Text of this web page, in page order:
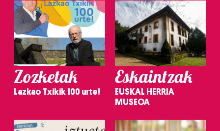
Zozketak
Lazkao Txikik 100 urte!
Eskaintzak
EUSKAL HERRIA
MUSEOA